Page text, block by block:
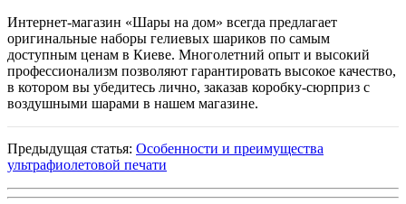
Интернет-магазин «Шары на дом» всегда предлагает
оригинальные наборы гелиевых шариков по самым
доступным ценам в Киеве. Многолетний опыт и высокий
профессионализм позволяют гарантировать высокое качество,
в котором вы убедитесь лично, заказав коробку-сюрприз с
воздушными шарами в нашем магазине.
Предыдущая статья: Особенности и преимущества
ультрафиолетовой печати